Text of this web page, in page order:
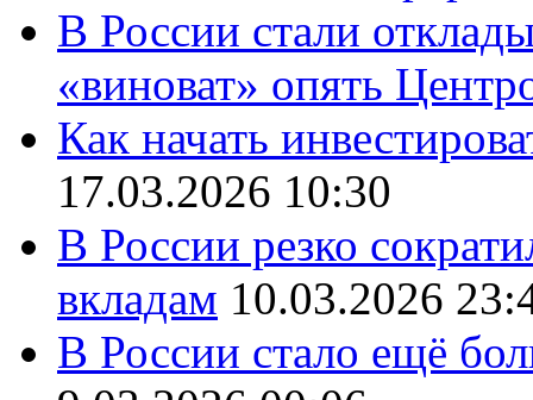
В России стали
«виноват» опять
Как начать
17.03.2026 10:30
В России резко
вкладам 10.03.2026
В России стало ещё